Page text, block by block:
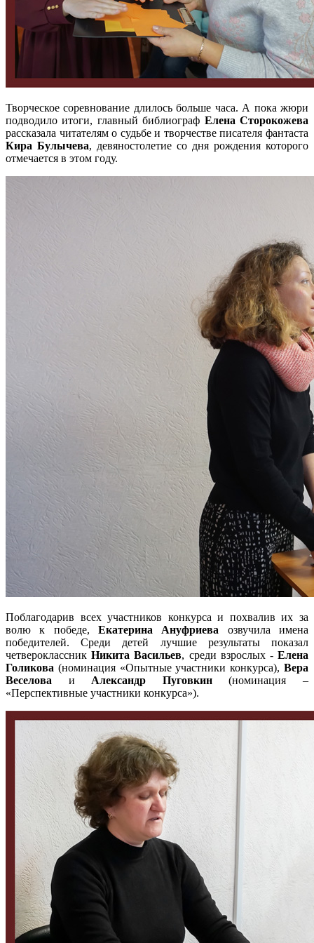
Творческое соревнование длилось больше часа. А пока жюри
подводило итоги, главный библиограф Елена Сторокожева
рассказала читателям о судьбе и творчестве писателя фантаста
Кира Булычева, девяностолетие со дня рождения которого
отмечается в этом году.
Поблагодарив всех участников конкурса и похвалив их за
волю к победе, Екатерина Ануфриева озвучила имена
победителей. Среди детей лучшие результаты показал
четвероклассникНикита Васильев, среди взрослых -Елена
Голикова (номинация «Опытные участники конкурса), Вера
Веселова и Александр Пуговкин(номинация –
«Перспективные участники конкурса»).